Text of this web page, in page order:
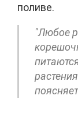
поливе.
"Любое